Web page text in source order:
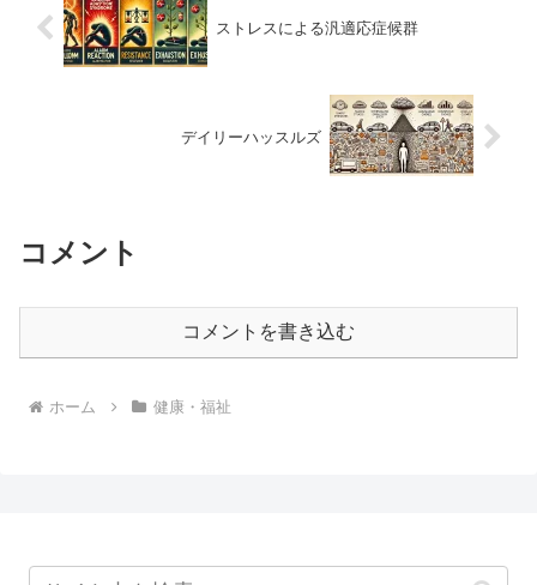
ストレスによる汎適応症候群
デイリーハッスルズ
コメント
コメントを書き込む
ホーム 健康・福祉